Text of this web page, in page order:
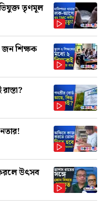
তৃণমূল
জন শিক্ষক
উৎসব